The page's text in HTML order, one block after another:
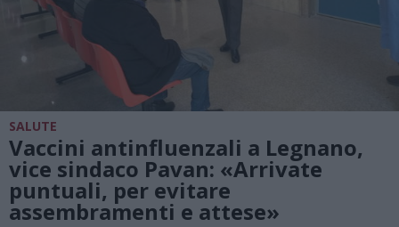
SALUTE
Vaccini antinfluenzali a Legnano,
vice sindaco Pavan: «Arrivate
puntuali, per evitare
assembramenti e attese»